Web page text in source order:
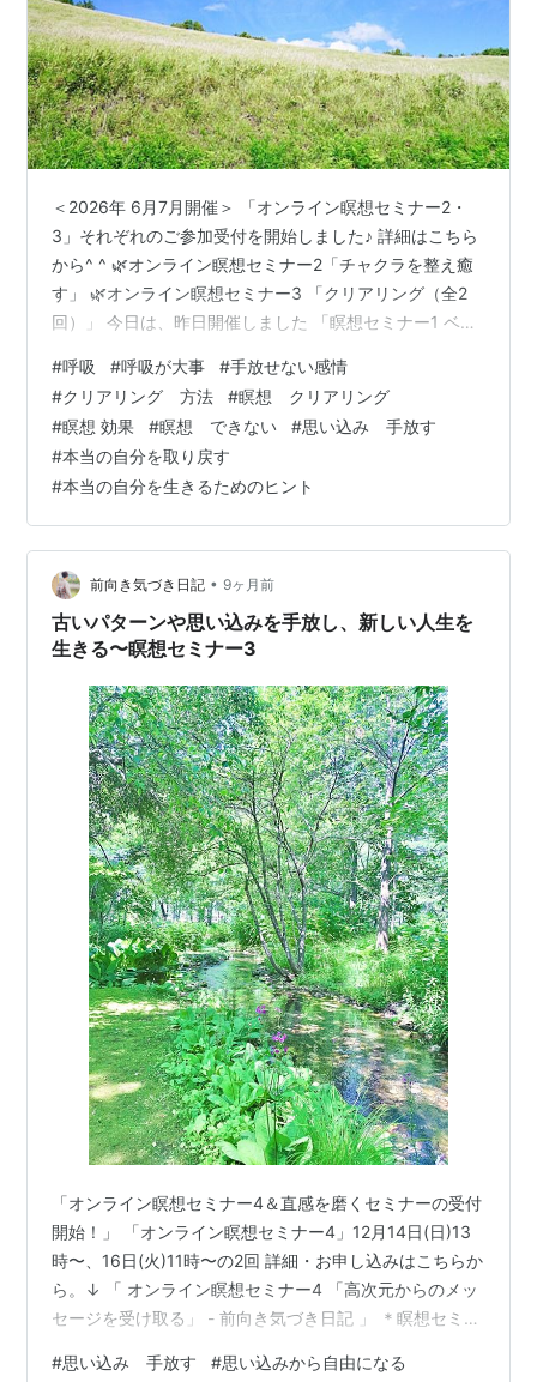
＜2026年 6月7月開催＞ 「オンライン瞑想セミナー2・
3」それぞれのご参加受付を開始しました♪ 詳細はこちら
から^ ^ 🌿オンライン瞑想セミナー2「チャクラを整え癒
す」 🌿オンライン瞑想セミナー3 「クリアリング（全2
回）」 今日は、昨日開催しました 「瞑想セミナー1 ベー
です。 「人の反応が気になって、自分の本音が出せな
い」 「役に立たない自分には価値がない」など、 もう手
放したいことがあるのに、 なかなか手放せない・・・。
それはもしかすると 呼吸が浅くなっていることが原因か
もしれません。 どうして呼吸が“手放すこと”と深く関係
して…
#呼吸 #呼吸が大事 #手放せない感情
#クリアリング 方法 #瞑想 クリアリング
#瞑想 効果 #瞑想 できない #思い込み 手放す
#本当の自分を取り戻す
#本当の自分を生きるためのヒント
前向き気づき日記 • 9ヶ月前
古いパターンや思い込みを手放し、新しい人生を
生きる〜瞑想セミナー3
「オンライン瞑想セミナー4＆直感を磨くセミナーの受付
開始！」 「オンライン瞑想セミナー4」12月14日(日)13
時〜、16日(火)11時〜の2回 詳細・お申し込みはこちらか
ら。↓ 「 オンライン瞑想セミナー4 「高次元からのメッ
セージを受け取る」 - 前向き気づき日記 」 ＊瞑想セミナ
い。 「オンラインセミナー・直感を磨く」 12月21日
#思い込み 手放す #思い込みから自由になる